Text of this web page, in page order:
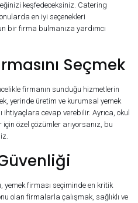
keşfedeceksiniz. Catering
en iyi seçenekleri
bir firma bulmanıza yardımcı
Seçmek
firmanın sunduğu hizmetlerin
yerinde üretim ve kurumsal yemek
cevap verebilir. Ayrıca, okul
özel çözümler arıyorsanız, bu
yemek firması seçiminde en kritik
olan firmalarla çalışmak, sağlıklı ve